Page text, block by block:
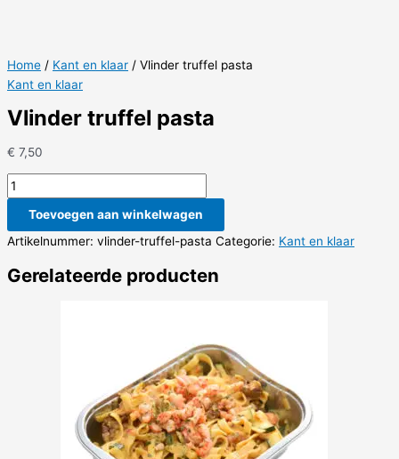
Home / Kant en klaar / Vlinder truffel pasta
Kant en klaar
Vlinder truffel pasta
€ 7,50
Vlinder
truffel
pasta
aantal
Toevoegen aan winkelwagen
Artikelnummer: vlinder-truffel-pasta Categorie: Kant en klaar
Gerelateerde producten